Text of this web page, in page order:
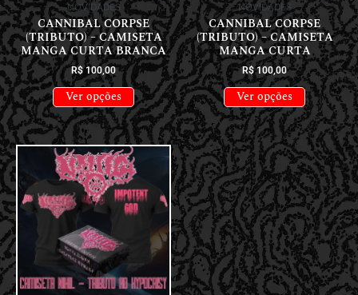
NOVIDADES
CANNIBAL CORPSE
(TRIBUTO) – CAMISETA
MANGA CURTA BRANCA
R$100,00
Ver opções
NOVIDADES
CANNIBAL CORPSE
(TRIBUTO) – CAMISETA
MANGA CURTA
R$100,00
Ver opções